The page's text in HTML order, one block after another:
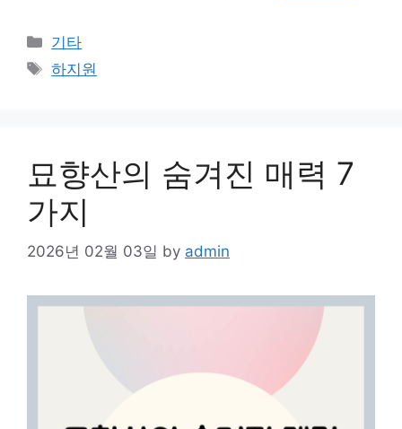
Categories
기타
Tags
하지원
묘향산의 숨겨진 매력 7
가지
2026년 02월 03일 by admin